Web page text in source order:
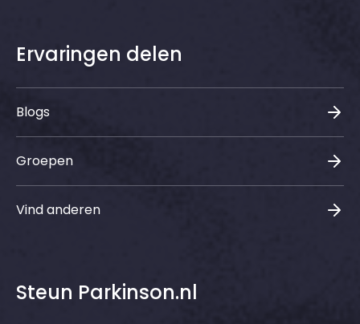
Ervaringen delen
Blogs
Groepen
Vind anderen
Steun Parkinson.nl